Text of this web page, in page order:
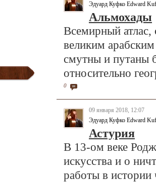
Эдуард Куфко Edward
Альмохады
Всемирный
великим
смутны и путаны
относительно
0
09 января 2018, 12:07
Эдуард Куфко Edward
Астурия
В 13-ом веке
искусства и о
работы в истории